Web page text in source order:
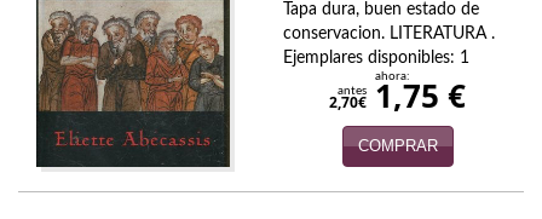
Terrorismo
Varios
Viajes
Viajesç
Tapa dura, buen estado de
conservacion. LITERATURA .
Ejemplares disponibles: 1
antes
2,70€
ahora:
1,75 €
COMPRAR